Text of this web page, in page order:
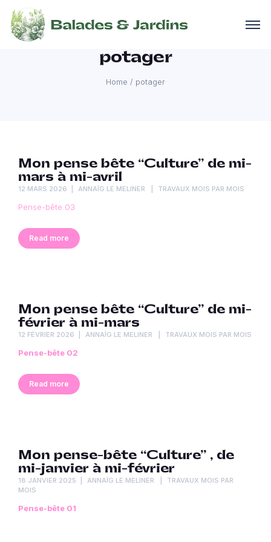
potager
Home / potager
Mon pense bête “Culture” de mi-
mars à mi-avril
12 MARS 2026 ANNAÏG LE MELINER TRAVAUX MOIS PAR MOIS
Pense-bête 03
Read more
Mon pense bête “Culture” de mi-
février à mi-mars
12 FÉVRIER 2026 ANNAÏG LE MELINER TRAVAUX MOIS PAR MOIS
Pense-bête 02
Read more
Mon pense-bête “Culture” , de
mi-janvier à mi-février
18 JANVIER 2025 ANNAÏG LE MELINER
TRAVAUX MOIS PAR
MOIS
Pense-bête 01